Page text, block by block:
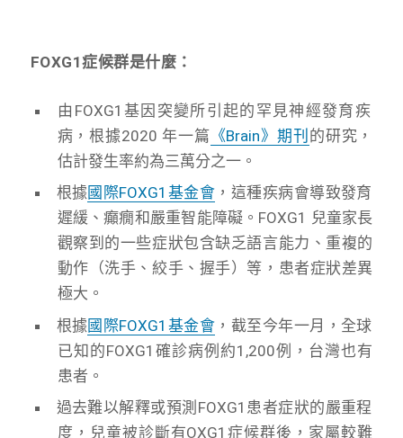
FOXG1症候群是什麼：
由FOXG1基因突變所引起的罕見神經發育疾
病，根據2020 年一篇 《Brain》期刊 的研究，
估計發生率約為三萬分之一。
根據 國際FOXG1基金會 ，這種疾病會導致發育
遲緩、癲癇和嚴重智能障礙。FOXG1 兒童家長
觀察到的一些症狀包含缺乏語言能力、重複的
動作（洗手、絞手、握手）等，患者症狀差異
極大。
根據國際FOXG1基金會 ，截至今年一月，全球
已知的FOXG1確診病例約1,200例，台灣也有
患者。
過去難以解釋或預測FOXG1患者症狀的嚴重程
度，兒童被診斷有OXG1症候群後，家屬較難